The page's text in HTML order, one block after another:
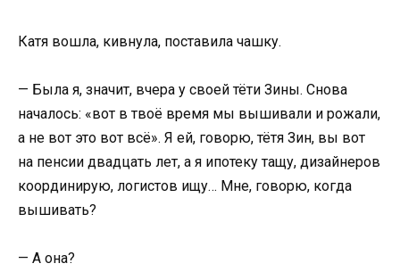
Катя вошла, кивнула, поставила чашку.
— Была я, значит, вчера у своей тёти Зины. Снова
началось: «вот в твоё время мы вышивали и рожали,
а не вот это вот всё». Я ей, говорю, тётя Зин, вы вот
на пенсии двадцать лет, а я ипотеку тащу, дизайнеров
координирую, логистов ищу… Мне, говорю, когда
вышивать?
— А она?